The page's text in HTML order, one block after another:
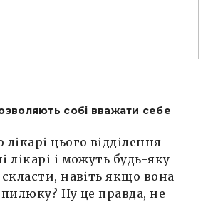
собі вважати себе
цього відділення
лікарі і можуть будь-яку
навіть якщо вона
пилюку? Ну це правда, не